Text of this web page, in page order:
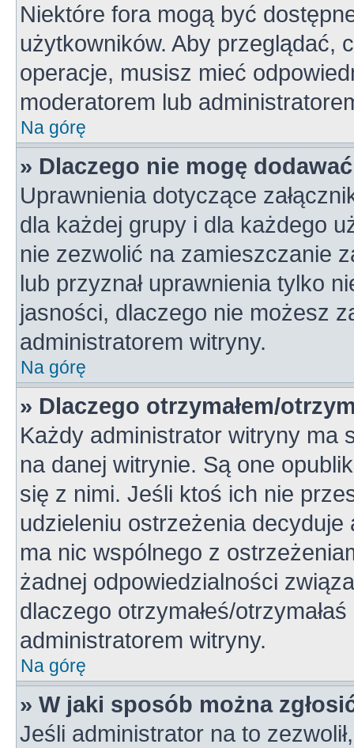
Niektóre fora mogą być
użytkowników. Aby przeglądać,
operacje, musisz mieć
moderatorem lub
Na górę
» Dlaczego nie mogę
Uprawnienia dotyczące
dla każdej grupy i dla każdego
nie zezwolić na zamieszczanie
lub przyznał uprawnienia tylko
jasności, dlaczego nie możesz
administratorem witryny.
Na górę
» Dlaczego otrzymałem/
Każdy administrator witryny ma
na danej witrynie. Są one
się z nimi. Jeśli ktoś ich nie
udzieleniu ostrzeżenia
ma nic wspólnego z
żadnej odpowiedzialności
dlaczego otrzymałeś/
administratorem witryny.
Na górę
» W jaki sposób można
Jeśli administrator na to